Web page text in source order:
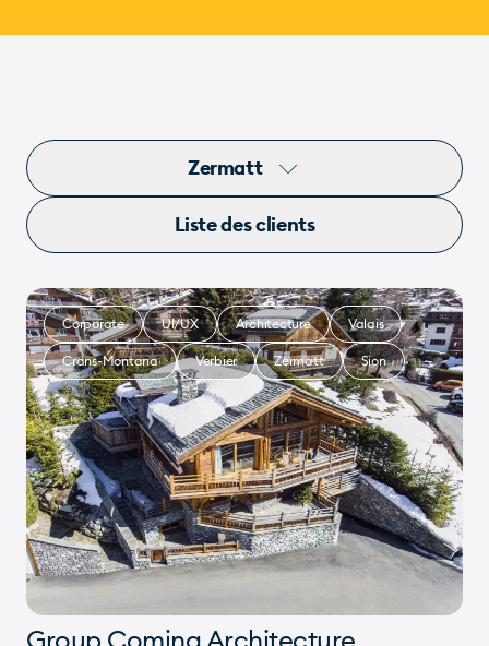
Zermatt
Liste des clients
Corporate UI/UX Architecture Valais
Crans-Montana Verbier Zermatt Sion